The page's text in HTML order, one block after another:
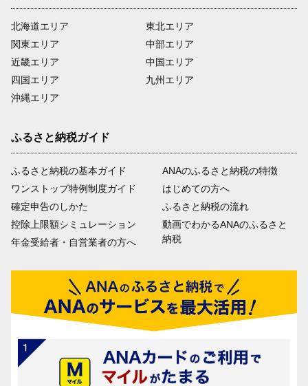
北海道エリア
関東エリア
近畿エリア
四国エリア
沖縄エリア
東北エリア
中部エリア
中国エリア
九州エリア
ふるさと納税ガイド
ふるさと納税の基本ガイド
ワンストップ特例制度ガイド
確定申告のしかた
控除上限額シミュレーション
年金受給者・自営業者の方へ
ANAのふるさと納税の特徴
はじめての方へ
ふるさと納税の流れ
動画でわかるANAのふるさと
納税